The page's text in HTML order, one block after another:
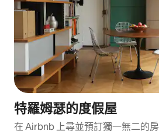
特羅姆瑟的度假屋
在 Airbnb 上尋並預訂獨一無二的